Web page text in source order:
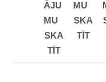
ĀJU
MU
SKA
TĪT
MU
SKA
TĪT